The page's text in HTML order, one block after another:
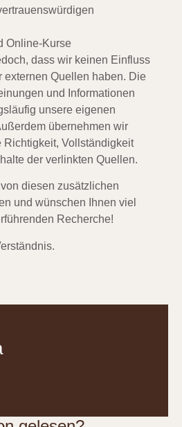
Online-Kurse
dass wir keinen Einfluss
externen Quellen haben. Die
und Informationen
unsere eigenen
übernehmen wir
Richtigkeit, Vollständigkeit
der verlinkten Quellen.
diesen zusätzlichen
und wünschen Ihnen viel
Recherche!